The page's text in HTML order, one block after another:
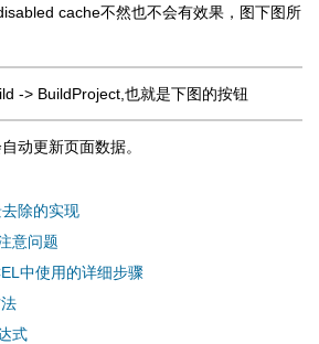
cache不然也不会有效果，图下图所
-> BuildProject,也就是下图的按钮
动更新页面数据。
除的实现
意问题
中使用的详细步骤
式